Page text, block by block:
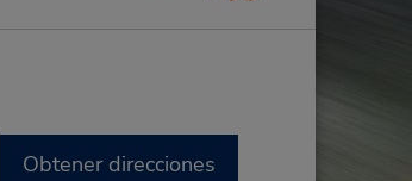
Obtener direcciones